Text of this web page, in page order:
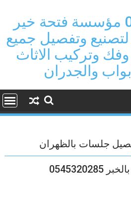
0563791367 مؤسسة فتحة خير
لتصنيع وتفصيل جميع
وفك وتركيب الاثاث
والجدران
جلسات بالظهران